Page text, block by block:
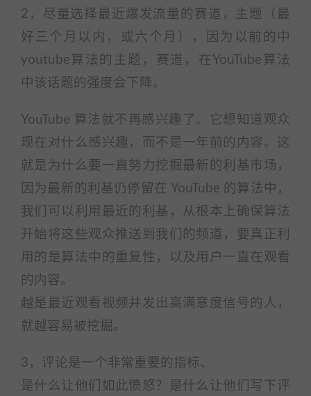
2，尽量选择最近爆发流量的赛道，主题（最
好三个月以内，或六个月），因为以前的中
youtube算法的主题，赛道，在YouTube算法
中该话题的强度会下降。
YouTube 算法就不再感兴趣了。它想知道观众
现在对什么感兴趣，而不是一年前的内容。这
就是为什么要一直努力挖掘最新的利基市场，
因为最新的利基仍停留在 YouTube 的算法中，
我们可以利用最近的利基，从根本上确保算法
开始将这些观众推送到我们的频道，要真正利
用的是算法中的重复性，以及用户一直在观看
的内容。
越是最近观看视频并发出高满意度信号的人，
就越容易被挖掘。
3，评论是一个非常重要的指标、
是什么让他们如此愤怒？是什么让他们写下评